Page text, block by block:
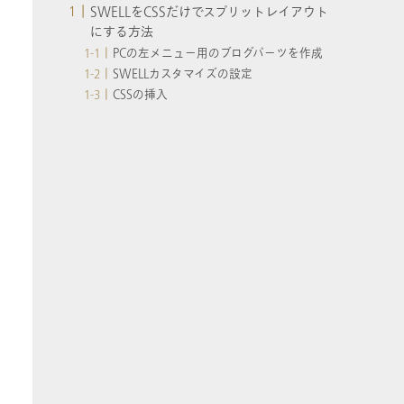
SWELLをCSSだけでスプリットレイアウト
にする方法
PCの左メニュー用のブログパーツを作成
SWELLカスタマイズの設定
CSSの挿入